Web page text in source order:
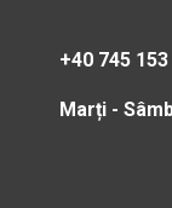
+40 745
Marți -